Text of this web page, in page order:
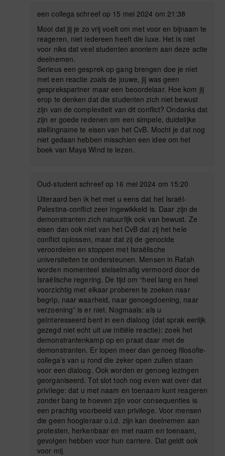
een collega schreef op 15 mei 2024 om 21:38
Mooi dat jij je zo vrij voelt om met voor en bijnaam te
reageren, niet iedereen heeft die luxe. Het is niet
voor niks dat veel studenten anoniem aan deze actie
deelnemen.
Serieus een gesprek op gang brengen doe je niet
met een reactie zoals de jouwe, jij was geen
gesprekspartner maar een beoordelaar. Hoe kom jij
erop te denken dat die studenten zich niet bewust
zijn van de complexiteit van dit conflict? Ondanks dat
zijn er goede redenen om een simpele, duidelijke
stellingname te eisen van het CvB. Mocht je dat nog
niet gedaan hebben misschien een idee om het
boek van Maya Wind te lezen.
Oud-student schreef op 16 mei 2024 om 15:20
Uiteraard ben ik het met u eens dat het Israël-
Palestina-conflict zeer ingewikkeld is. Daar zijn de
demonstranten zich natuurlijk ook van bewust. Ze
eisen dan ook niet van het CvB dat zij het hele
conflict oplossen, maar dat zij de genocide
veroordelen en stoppen met Israëlische
universiteiten te ondersteunen. Mensen in Rafah
worden momenteel stelselmatig vermoord door de
Israëlische regering. De tijd om “heel lang en heel
voorzichtig met elkaar proberen te zoeken naar
begrip, naar waarheid, naar genoegdoening, naar
verzoening” is er niet. Nogmaals: als u
geïnteresseerd bent in een dialoog (dat sprak eerlijk
gezegd niet echt uit uw initiële reactie): zoek het
demonstrantenkamp op en praat daar met de
demonstranten. Er lopen meer dan genoeg filosofie-
collega’s van u rond die zeker open zullen staan
voor een dialoog. Ook worden er genoeg lezingen
georganiseerd. Tot slot toch nog even wat over dat
privilege: dat u met naam en toenaam kunt reageren
zonder bang te hoeven zijn voor consequenties is
een prachtig voorbeeld van privilege. Voor mensen
die geen hoogleraar o.i.d. zijn kan deelnemen aan
protesten, herkenbaar en met naam en toenaam,
gevolgen hebben voor hun carriere. Dat geldt ook
voor mij.